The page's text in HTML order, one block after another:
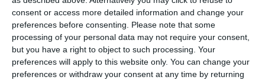
consent or access more detailed information and change your
preferences before consenting. Please note that some
processing of your personal data may not require your consent,
but you have a right to object to such processing. Your
preferences will apply to this website only. You can change your
preferences or withdraw your consent at any time by returning
Constanța, directorul executiv Daniel Learciu ar fi fost
citat, în cursul acestei dimineți la Parchetul de pe lângă
Curtea de Apel Constanța, unde, conform surselor
noastre, i s-ar fi transmis că ar fi așteptat la Parchetul
General, în calitate de martor.